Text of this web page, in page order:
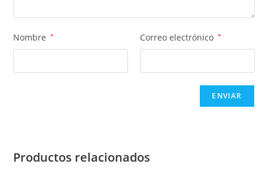
Nombre * Correo electrónico *
Productos relacionados